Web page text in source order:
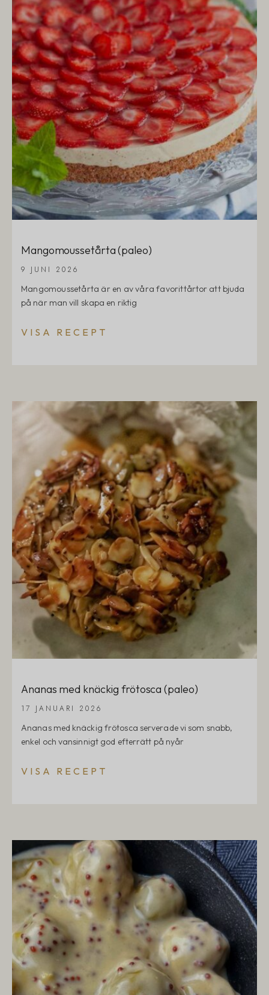
Mangomoussetårta (paleo)
9 JUNI 2026
Mangomoussetårta är en av våra favorittårtor att bjuda
på när man vill skapa en riktig
VISA RECEPT
Ananas med knäckig frötosca (paleo)
17 JANUARI 2026
Ananas med knäckig frötosca serverade vi som snabb,
enkel och vansinnigt god efterrätt på nyår
VISA RECEPT